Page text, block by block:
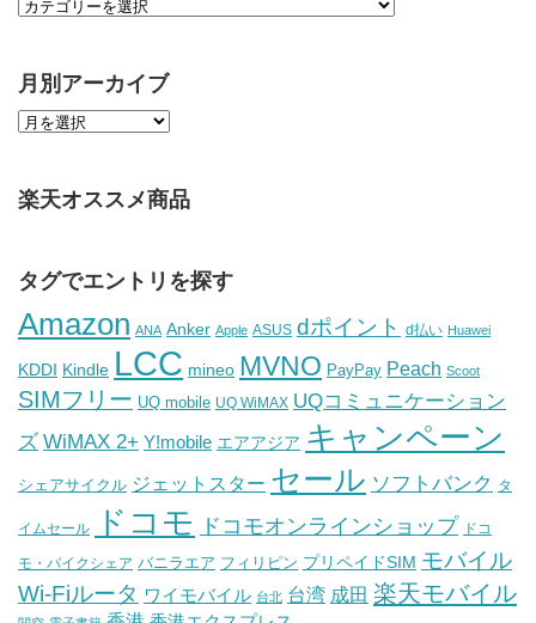
月別アーカイブ
楽天オススメ商品
タグでエントリを探す
Amazon ANA Anker Apple ASUS dポイント d払い Huawei
KDDI Kindle LCC mineo MVNO PayPay Peach Scoot
SIMフリー UQ mobile UQ WiMAX UQコミュニケーション
ズ WiMAX 2+ Y!mobile エアアジア キャンペーン
シェアサイクル ジェットスター セール ソフトバンク タ
イムセール ドコモ ドコモオンラインショップ ドコ
モ・バイクシェア バニラエア フィリピン プリペイドSIM モバイル
Wi-Fiルータ ワイモバイル 台北 台湾 成田 楽天モバイル